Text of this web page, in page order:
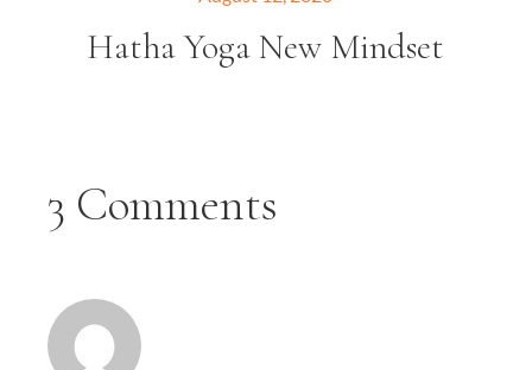
Hatha Yoga New Mindset
3 Comments